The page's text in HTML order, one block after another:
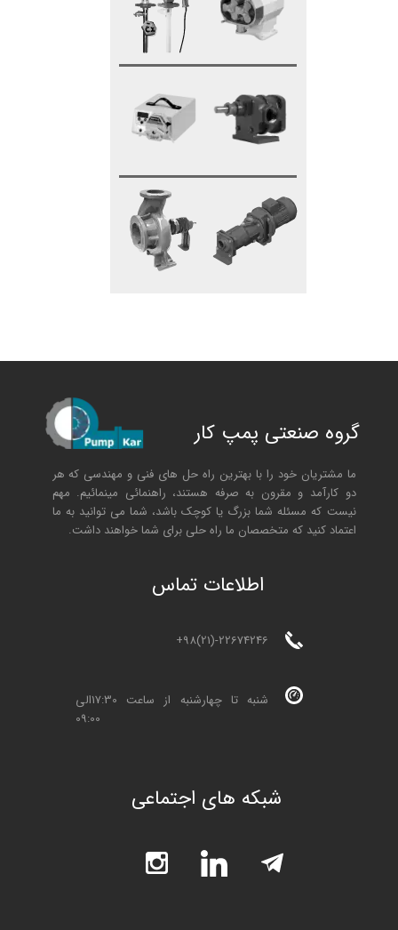
گروه صنعتی پمپ کار
ما مشتریان خود را با بهترین راه حل های فنی و مهندسی که هر
دو کارآمد و مقرون به صرفه هستند، راهنمائی مینمائیم. مهم
نیست که مسئله شما بزرگ یا کوچک باشد، شما می توانید به ما
اعتماد کنید که متخصصان ما راه حلی برای شما خواهند داشت.
اطلاعات تماس
+98(21)-22674246
شنبه تا چهارشنبه از ساعت 17:30الی
09:00
شبکه های اجتماعی